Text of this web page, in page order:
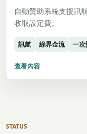
自動贊助系統支援訊
收取設定費。
訊航 綠界金流 一次
查看內容
STATUS